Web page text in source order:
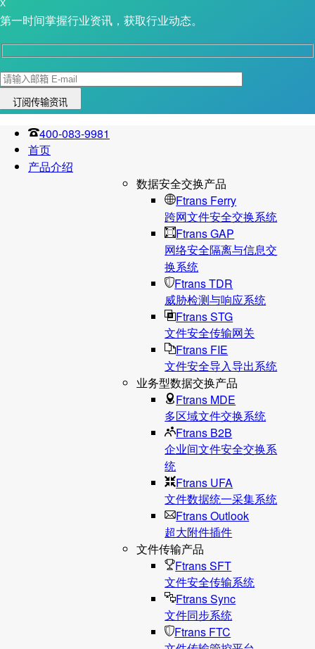
X
第一时间掌握行业资讯，获取行业动态。
400-083-9981
首页
产品介绍
数据安全交换产品
Ftrans Ferry
跨网文件安全交换系统
Ftrans GAP
网络安全隔离与信息交
换系统
Ftrans TDR
威胁检测与响应系统
Ftrans STG
文件安全传输网关
Ftrans FIE
文件安全导入导出系统
业务型数据交换产品
Ftrans MDE
多区域文件交换系统
Ftrans B2B
企业间文件安全交换系
统
Ftrans UFA
文件数据统⼀采集系统
Ftrans Outlook
超大附件插件
文件传输产品
Ftrans SFT
文件安全传输系统
Ftrans Sync
文件同步系统
Ftrans FTC